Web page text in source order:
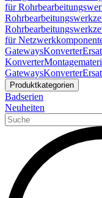
für
für
GatewaysKonverter
Konverter
GatewaysKonverter
Produktkategorien
Badserien
Neuheiten